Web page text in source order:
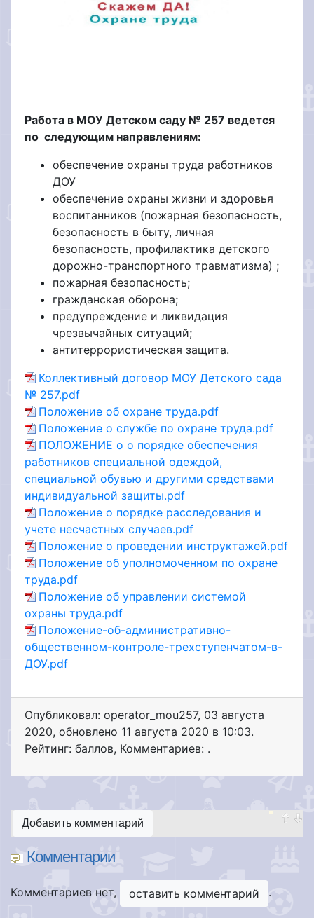
Работа в МОУ Детском саду № 257 ведется
по следующим направлениям:
обеспечение охраны труда работников
ДОУ
обеспечение охраны жизни и здоровья
воспитанников (пожарная безопасность,
безопасность в быту, личная
безопасность, профилактика детского
дорожно-транспортного травматизма) ;
пожарная безопасность;
гражданская оборона;
предупреждение и ликвидация
чрезвычайных ситуаций;
антитеррористическая защита.
Коллективный договор МОУ Детского сада
№ 257.pdf
Положение об охране труда.pdf
Положение о службе по охране труда.pdf
ПОЛОЖЕНИЕ о о порядке обеспечения
работников специальной одеждой,
специальной обувью и другими средствами
индивидуальной защиты.pdf
Положение о порядке расследования и
учете несчастных случаев.pdf
Положение о проведении инструктажей.pdf
Положение об уполномоченном по охране
труда.pdf
Положение об управлении системой
охраны труда.pdf
Положение-об-административно-
общественном-контроле-трехступенчатом-в-
ДОУ.pdf
Опубликовал: operator_mou257, 03 августа
2020, обновлено 11 августа 2020 в 10:03.
Рейтинг: баллов, Комментариев: .
Добавить комментарий
Комментарии
Комментариев нет, оставить комментарий .